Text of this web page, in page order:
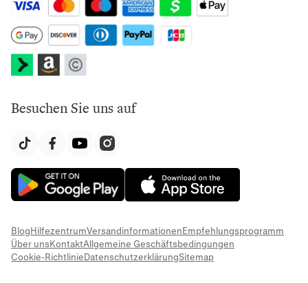
Besuchen Sie uns auf
BlogHilfezentrumVersandinformationenEmpfehlungsprogramm
Über unsKontaktAllgemeine Geschäftsbedingungen
Cookie-RichtlinieDatenschutzerklärungSitemap